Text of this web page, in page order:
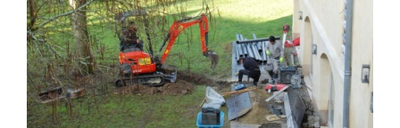
Nous écrire